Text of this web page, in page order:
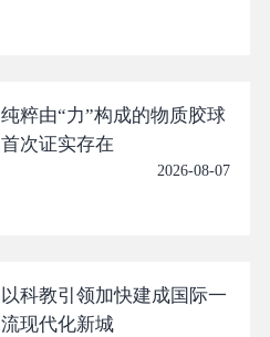
2026-08-07
纯粹由“力”构成的物质胶球
首次证实存在
以科教引领加快建成国际一
流现代化新城